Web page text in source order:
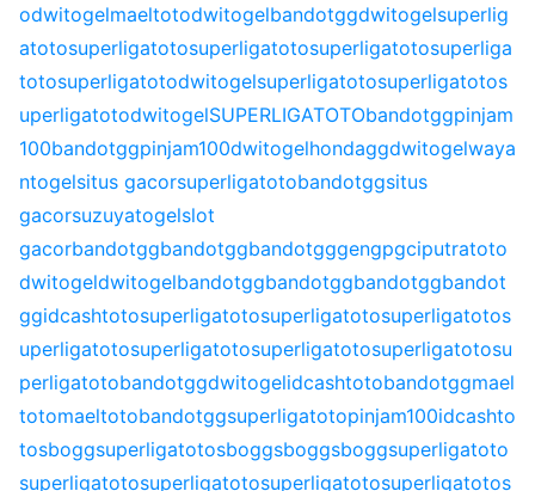
odwitogelmaeltotodwitogelbandotggdwitogelsuperlig
atotosuperligatotosuperligatotosuperligatotosuperliga
totosuperligatotodwitogelsuperligatotosuperligatotos
uperligatotodwitogelSUPERLIGATOTObandotggpinjam
100bandotggpinjam100dwitogelhondaggdwitogelwaya
ntogelsitus gacorsuperligatotobandotggsitus
gacorsuzuyatogelslot
gacorbandotggbandotggbandotgggengpgciputratoto
dwitogeldwitogelbandotggbandotggbandotggbandot
ggidcashtotosuperligatotosuperligatotosuperligatotos
uperligatotosuperligatotosuperligatotosuperligatotosu
perligatotobandotggdwitogelidcashtotobandotggmael
totomaeltotobandotggsuperligatotopinjam100idcashto
tosboggsuperligatotosboggsboggsboggsuperligatoto
superligatotosuperligatotosuperligatotosuperligatotos